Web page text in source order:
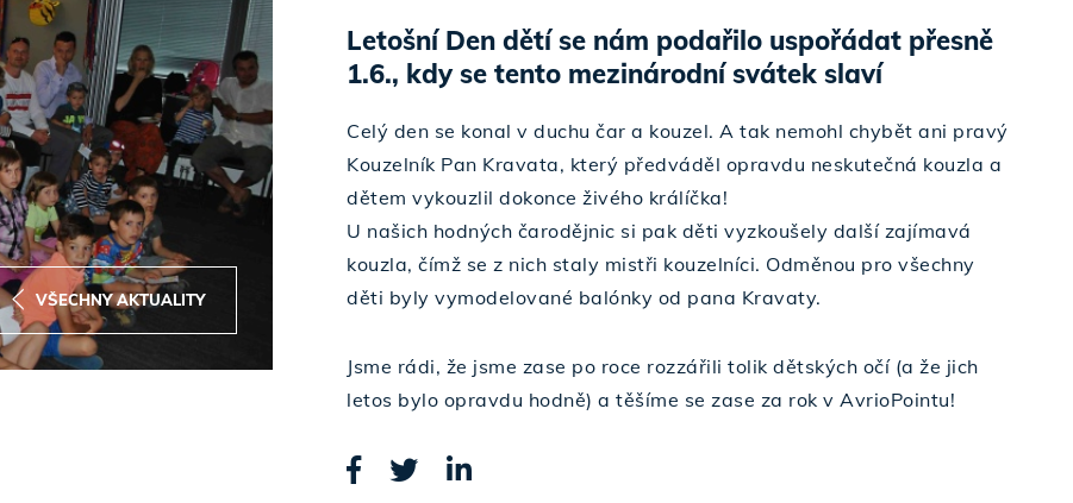
VŠECHNY AKTUALITY
Letošní Den dětí se nám podařilo uspořádat přesně
1.6., kdy se tento mezinárodní svátek slaví
Celý den se konal v duchu čar a kouzel. A tak nemohl chybět ani pravý
Kouzelník Pan Kravata, který předváděl opravdu neskutečná kouzla a
dětem vykouzlil dokonce živého králíčka!
U našich hodných čarodějnic si pak děti vyzkoušely další zajímavá
kouzla, čímž se z nich staly mistři kouzelníci. Odměnou pro všechny
děti byly vymodelované balónky od pana Kravaty.
Jsme rádi, že jsme zase po roce rozzářili tolik dětských očí (a že jich
letos bylo opravdu hodně) a těšíme se zase za rok v AvrioPointu!